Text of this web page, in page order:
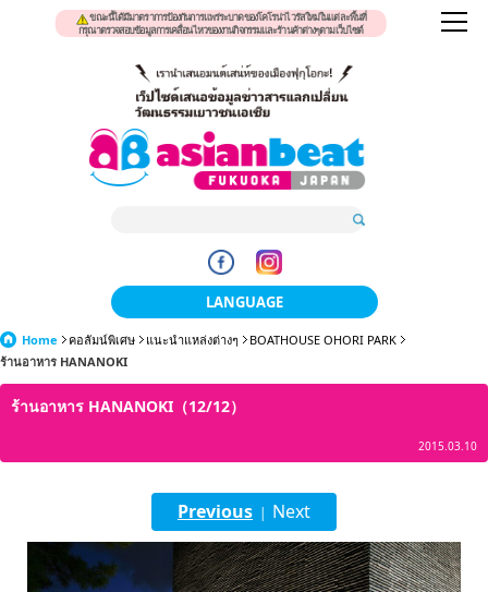
ขณะนี้ได้มีมาตราการป้องกันการแพร่ระบาดของโคโรน่าไวรัสใหม่ในแต่ละพื้นที่
กรุณาตรวจสอบข้อมูลการเคลื่อนไหวของงานกิจกรรมและร้านค้าต่างๆตามเว็บไซต์
LANGUAGE
日本語
한국어
English
ภาษาไทย
Home คอลัมน์พิเศษ แนะนำแหล่งต่างๆ
BOATHOUSE OHORI PARK
ร้านอาหาร HANANOKI
ร้านอาหาร HANANOKI（12/12）
2015.03.10
Previous | Next